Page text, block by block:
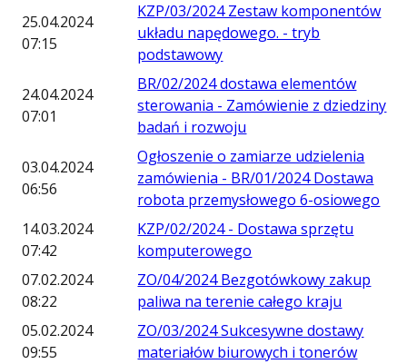
25.04.2024
07:15
KZP/03/2024 Zestaw komponentów
układu napędowego. - tryb
podstawowy
24.04.2024
07:01
BR/02/2024 dostawa elementów
sterowania - Zamówienie z dziedziny
badań i rozwoju
03.04.2024
06:56
Ogłoszenie o zamiarze udzielenia
zamówienia - BR/01/2024 Dostawa
robota przemysłowego 6-osiowego
14.03.2024
07:42
KZP/02/2024 - Dostawa sprzętu
komputerowego
07.02.2024
08:22
ZO/04/2024 Bezgotówkowy zakup
paliwa na terenie całego kraju
05.02.2024
09:55
ZO/03/2024 Sukcesywne dostawy
materiałów biurowych i tonerów